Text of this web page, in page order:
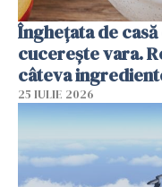
Înghețata de
cucerește vara.
câteva
25 IULIE 2026